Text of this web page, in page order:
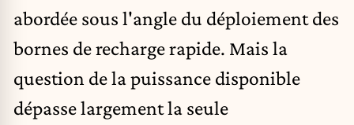
abordée sous l'angle du déploiement des
bornes de recharge rapide. Mais la
question de la puissance disponible
dépasse largement la seule